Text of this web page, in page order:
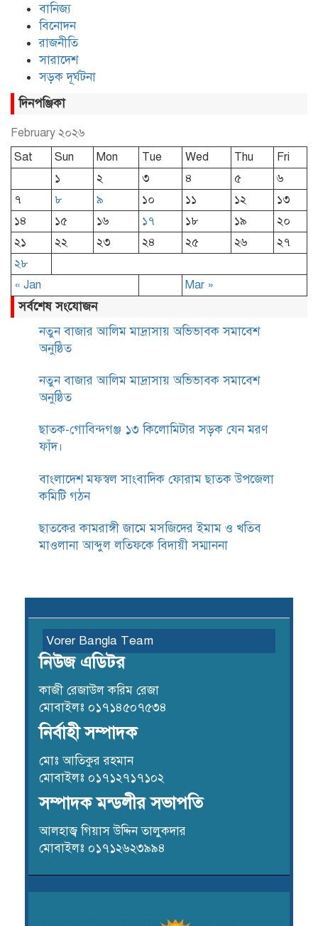
বানিজ্য
বিনোদন
রাজনীতি
সারাদেশ
সড়ক দূর্ঘটনা
দিনপঞ্জিকা
February ২০২৬
Sat
Sun Mon Tue Wed Thu Fri
« Jan Mar »
১ ২ ৩ ৪ ৫
৬
৭
৮ ৯ ১০ ১১ ১২
১৩
১৪
১৫ ১৬ ১৭ ১৮ ১৯
২০
২১
২২ ২৩ ২৪ ২৫ ২৬
২৭
২৮
সর্বশেষ সংযোজন
নতুন বাজার আলিম মাদ্রাসায় অভিভাবক সমাবেশ
অনুষ্ঠিত
নতুন বাজার আলিম মাদ্রাসায় অভিভাবক সমাবেশ
অনুষ্ঠিত
ছাতক-গোবিন্দগঞ্জ ১৩ কিলোমিটার সড়ক যেন মরণ
ফাঁদ।
বাংলাদেশ মফস্বল সাংবাদিক ফোরাম ছাতক উপজেলা
কমিটি গঠন
ছাতকের কামরাঙ্গী জামে মসজিদের ইমাম ও খতিব
মাওলানা আব্দুল লতিফকে বিদায়ী সম্মাননা
Vorer Bangla Team
নিউজ এডিটর
কাজী রেজাউল করিম রেজা
মোবাইলঃ ০১৭১৪৫০৭৫৩৪
নির্বাহী সম্পাদক
মোঃ আতিকুর রহমান
মোবাইলঃ ০১৭১২৭১৭১০২
সম্পাদক মন্ডলীর সভাপতি
আলহাজ্ব গিয়াস উদ্দিন তালুকদার
মোবাইলঃ ০১৭১২৬২৩৯৯৪